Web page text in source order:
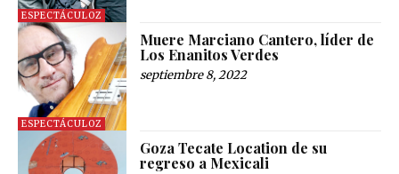
ESPECTÁCULOZ
ESPECTÁCULOZ
Muere Marciano Cantero, líder de
Los Enanitos Verdes
septiembre 8, 2022
Goza Tecate Location de su
regreso a Mexicali